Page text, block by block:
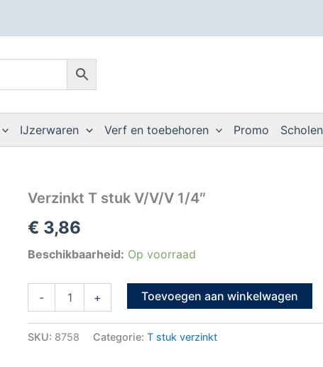
IJzerwaren Verf en toebehoren Promo Scholen
Verzinkt T stuk V/V/V 1/4″
€ 3,86
Beschikbaarheid: Op voorraad
-
Verzinkt
stuk
V/V/V
1/4"
+ Toevoegen aan winkelwagen
SKU: 8758 Categorie: T stuk verzinkt